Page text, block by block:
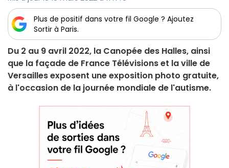
Plus de positif dans votre fil Google ? Ajoutez
Sortir à Paris.
Du 2 au 9 avril 2022, la Canopée des Halles, ainsi
que la façade de France Télévisions et la ville de
Versailles exposent une exposition photo gratuite,
à l'occasion de la journée mondiale de l'autisme.